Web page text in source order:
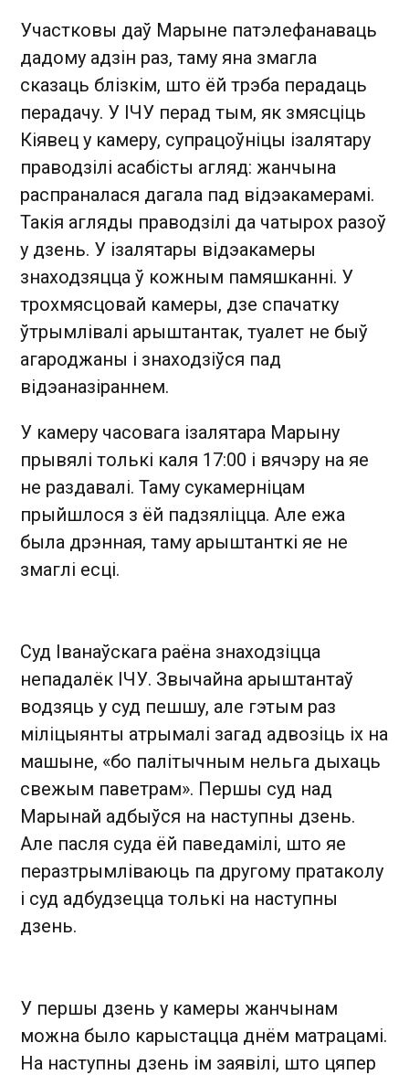
Участковы даў Марыне патэлефанаваць
дадому адзін раз, таму яна змагла
сказаць блізкім, што ёй трэба перадаць
перадачу. У ІЧУ перад тым, як змясціць
Кіявец у камеру, супрацоўніцы ізалятару
праводзілі асабісты агляд: жанчына
распраналася дагала пад відэакамерамі.
Такія агляды праводзілі да чатырох разоў
у дзень. У ізалятары відэакамеры
знаходзяцца ў кожным памяшканні. У
трохмясцовай камеры, дзе спачатку
ўтрымлівалі арыштантак, туалет не быў
агароджаны і знаходзіўся пад
відэаназіраннем.
У камеру часовага ізалятара Марыну
прывялі толькі каля 17:00 і вячэру на яе
не раздавалі. Таму сукамерніцам
прыйшлося з ёй падзяліцца. Але ежа
была дрэнная, таму арыштанткі яе не
змаглі есці.
Суд Іванаўскага раёна знаходзіцца
непадалёк ІЧУ. Звычайна арыштантаў
водзяць у суд пешшу, але гэтым раз
міліцыянты атрымалі загад адвозіць іх на
машыне, «бо палітычным нельга дыхаць
свежым паветрам». Першы суд над
Марынай адбыўся на наступны дзень.
Але пасля суда ёй паведамілі, што яе
перазтрымліваюць па другому пратаколу
і суд адбудзецца толькі на наступны
дзень.
У першы дзень у камеры жанчынам
можна было карыстацца днём матрацамі.
На наступны дзень ім заявілі, што цяпер